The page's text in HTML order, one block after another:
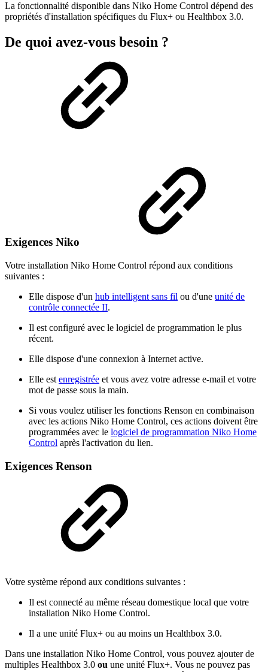
La fonctionnalité disponible dans Niko Home Control dépend des
propriétés d'installation spécifiques du Flux+ ou Healthbox 3.0.
De quoi avez-vous besoin ?
Exigences Niko
Votre installation Niko Home Control répond aux conditions
suivantes :
Elle dispose d'un hub intelligent sans fil ou d'une unité de
contrôle connectée II.
Il est configuré avec le logiciel de programmation le plus
récent.
Elle dispose d'une connexion à Internet active.
Elle est enregistrée et vous avez votre adresse e-mail et votre
mot de passe sous la main.
Si vous voulez utiliser les fonctions Renson en combinaison
avec les actions Niko Home Control, ces actions doivent être
programmées avec le logiciel de programmation Niko Home
Control après l'activation du lien.
Exigences Renson
Votre système répond aux conditions suivantes :
Il est connecté au même réseau domestique local que votre
installation Niko Home Control.
Il a une unité Flux+ ou au moins un Healthbox 3.0.
Dans une installation Niko Home Control, vous pouvez ajouter de
multiples Healthbox 3.0 ou une unité Flux+. Vous ne pouvez pas